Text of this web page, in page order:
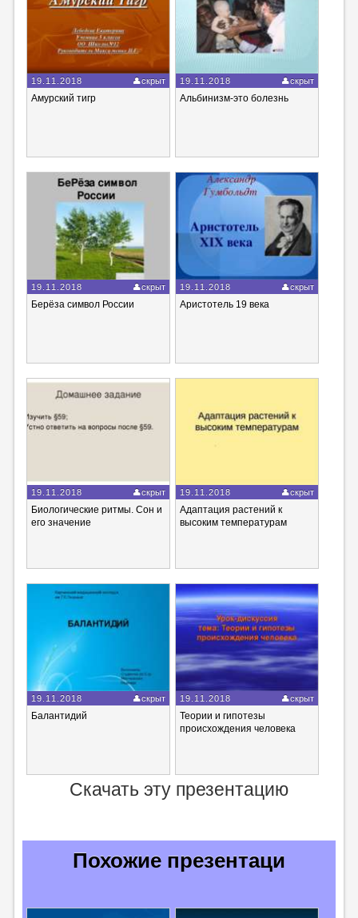
19.11.2018 скрыт
Амурский тигр
19.11.2018 скрыт
Альбинизм-это болезнь
19.11.2018 скрыт
Берёза символ России
19.11.2018 скрыт
Аристотель 19 века
19.11.2018 скрыт
Биологические ритмы. Сон и
его значение
19.11.2018 скрыт
Адаптация растений к
высоким температурам
19.11.2018 скрыт
Балантидий
19.11.2018 скрыт
Теории и гипотезы
происхождения человека
Скачать эту презентацию
Похожие презентаци